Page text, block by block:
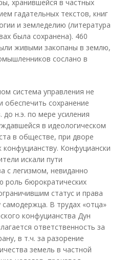
хранившейся в частных
гадательных текстов, книг
и земледелию (литература
была сохранена). 460
живыми закопаны в землю,
сослано в
система управления не
обеспечить сохранение
н.э. по мере усиления
в идеологическом
в обществе, при дворе
Конфуциански
искали пути
с легизмом, невиданно
роль бюрократических
статус и права
В трудах «отца»
конфуцианства Дун
ответственность за
в т.ч. за разорение
земель в частной